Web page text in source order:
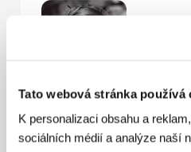
Tato webová stránka používá
K personalizaci obsahu a
sociálních médií a analýze naší